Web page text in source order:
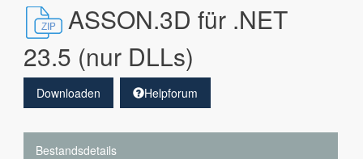
ASSON.3D für .NET
23.5 (nur DLLs)
Downloaden Helpforum
Bestandsdetails